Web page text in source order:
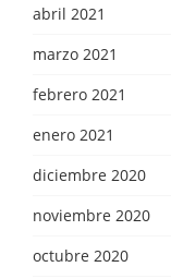
abril 2021
marzo 2021
febrero 2021
enero 2021
diciembre 2020
noviembre 2020
octubre 2020